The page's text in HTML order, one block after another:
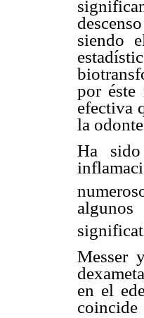
siendo
por éste
efectiva
la
Ha
Messer
en el